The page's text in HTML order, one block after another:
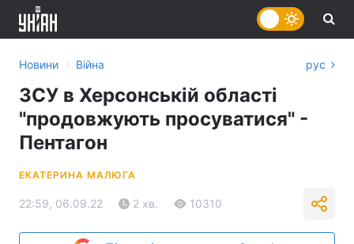
Новини › Війна рус
ЗСУ в Херсонській області
"продовжують просуватися" -
Пентагон
ЕКАТЕРИНА МАЛЮГА
22:59, 06.09.22 2 хв. 10310